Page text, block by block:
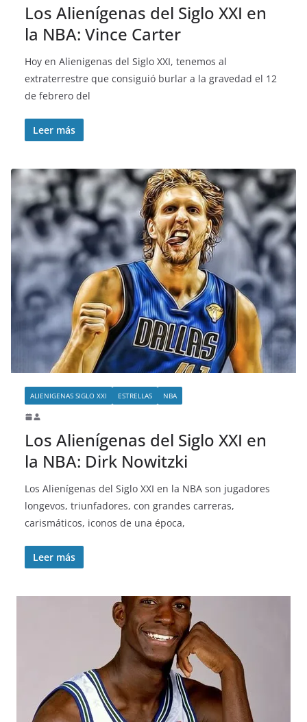
Los Alienígenas del Siglo XXI en
la NBA: Vince Carter
Hoy en Alienigenas del Siglo XXI, tenemos al
extraterrestre que consiguió burlar a la gravedad el 12
de febrero del
Leer más
ALIENIGENAS SIGLO XXI ESTRELLAS NBA
Los Alienígenas del Siglo XXI en
la NBA: Dirk Nowitzki
Los Alienígenas del Siglo XXI en la NBA son jugadores
longevos, triunfadores, con grandes carreras,
carismáticos, iconos de una época,
Leer más